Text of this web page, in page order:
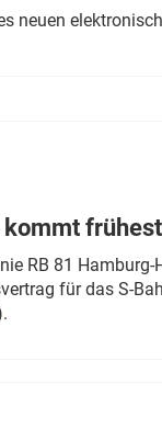
neuen
kommt
RB 81
für das S-